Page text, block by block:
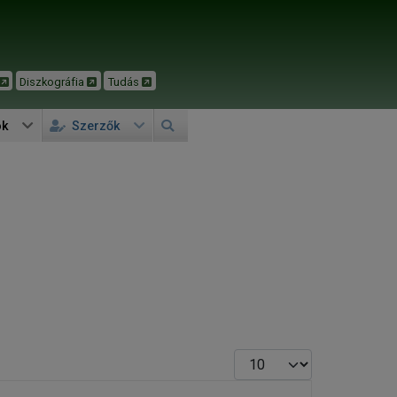
Diszkográfia Tudás
Szerzők
Tételek #